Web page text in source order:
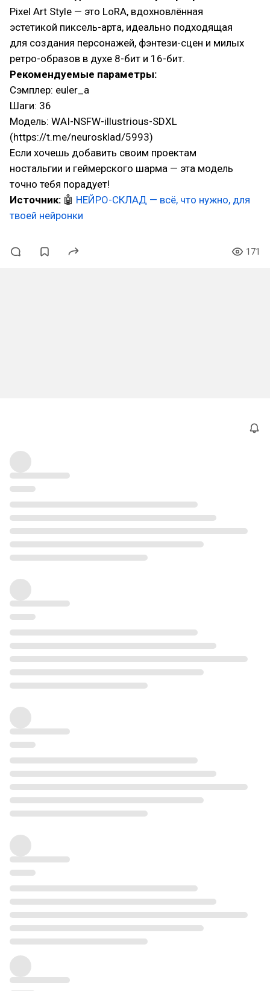
Pixel Art Style — это LoRA, вдохновлённая
эстетикой пиксель-арта, идеально подходящая
для создания персонажей, фэнтези-сцен и милых
ретро-образов в духе 8-бит и 16-бит.
Рекомендуемые параметры:
Сэмплер: euler_a
Шаги: 36
Модель: WAI-NSFW-illustrious-SDXL
(https://t.me/neurosklad/5993)
Если хочешь добавить своим проектам
ностальгии и геймерского шарма — эта модель
точно тебя порадует!
Источник: 🤖 НЕЙРО-СКЛАД — всё, что нужно, для
твоей нейронки
171